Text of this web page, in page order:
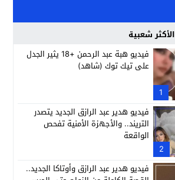
الأكثر شعبية
1
فيديو هبة عبد الرحمن +18 يثير الجدل
على تيك توك (شاهد)
2
فيديو هدير عبد الرازق الجديد يتصدر
التريند.. والأجهزة الأمنية تفحص
الواقعة
فيديو هدير عبد الرازق وأوتاكا الجديد..